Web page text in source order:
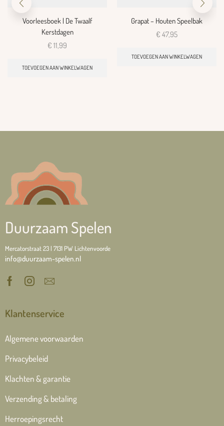
Voorleesboek | De Twaalf
Kerstdagen
€ 11,99
TOEVOEGEN AAN WINKELWAGEN
Grapat – Houten Speelbak
€ 47,95
TOEVOEGEN AAN WINKELWAGEN
Duurzaam Spelen
Mercatorstraat 23 | 7131 PW Lichtenvoorde
info@duurzaam-spelen.nl
Klantenservice
Algemene voorwaarden
Privacybeleid
Klachten & garantie
Verzending & betaling
Herroepingsrecht